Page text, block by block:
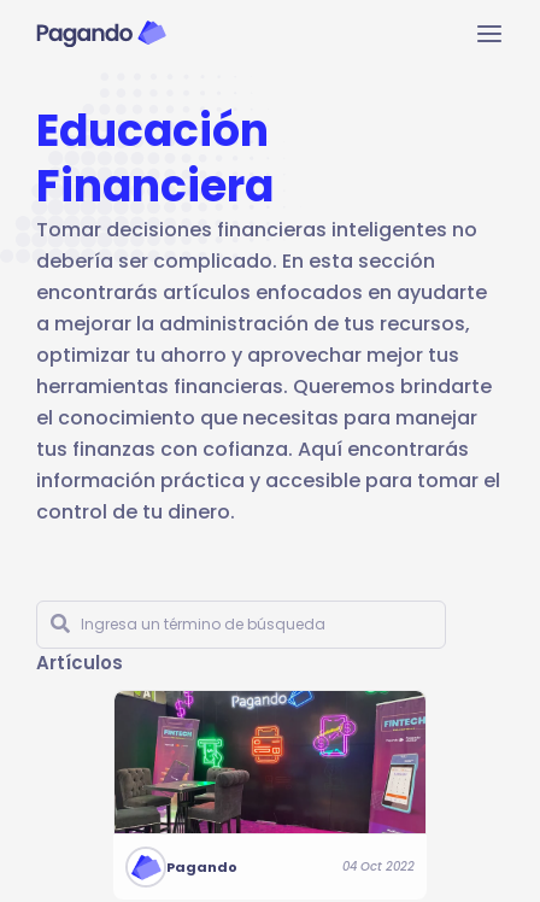
Educación
Financiera
Tomar decisiones financieras inteligentes no
debería ser complicado. En esta sección
encontrarás artículos enfocados en ayudarte
a mejorar la administración de tus recursos,
optimizar tu ahorro y aprovechar mejor tus
herramientas financieras. Queremos brindarte
el conocimiento que necesitas para manejar
tus finanzas con cofianza. Aquí encontrarás
información práctica y accesible para tomar el
control de tu dinero.
Artículos
Pagando 04 Oct 2022